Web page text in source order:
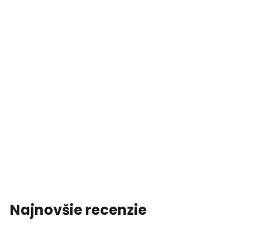
Najnovšie recenzie